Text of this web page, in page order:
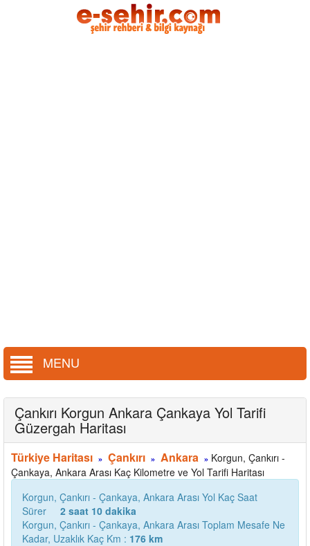
MENU
Çankırı Korgun Ankara Çankaya Yol Tarifi
Güzergah Haritası
Türkiye Haritası » Çankırı » Ankara » Korgun, Çankırı -
Çankaya, Ankara Arası Kaç Kilometre ve Yol Tarifi Haritası
Korgun, Çankırı - Çankaya, Ankara Arası Yol Kaç Saat
Sürer
2 saat 10 dakika
Korgun, Çankırı - Çankaya, Ankara Arası Toplam Mesafe Ne
Kadar, Uzaklık Kaç Km : 176 km